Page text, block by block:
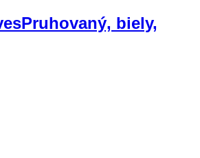
Pruhovaný, biely,